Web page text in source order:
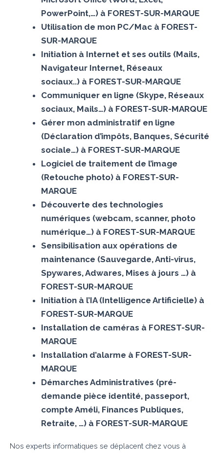
PowerPoint,…) à FOREST-SUR-MARQUE
Utilisation de mon PC/Mac à FOREST-
SUR-MARQUE
Initiation à Internet et ses outils (Mails,
Navigateur Internet, Réseaux
sociaux..) à FOREST-SUR-MARQUE
Communiquer en ligne (Skype, Réseaux
sociaux, Mails…) à FOREST-SUR-MARQUE
Gérer mon administratif en ligne
(Déclaration d’impôts, Banques, Sécurité
sociale…) à FOREST-SUR-MARQUE
Logiciel de traitement de l’image
(Retouche photo) à FOREST-SUR-
MARQUE
Découverte des technologies
numériques (webcam, scanner, photo
numérique…) à FOREST-SUR-MARQUE
Sensibilisation aux opérations de
maintenance (Sauvegarde, Anti-virus,
Spywares, Adwares, Mises à jours …) à
FOREST-SUR-MARQUE
Initiation à l’IA (Intelligence Artificielle) à
FOREST-SUR-MARQUE
Installation de caméras à FOREST-SUR-
MARQUE
Installation d’alarme à FOREST-SUR-
MARQUE
Démarches Administratives (pré-
demande pièce identité, passeport,
compte Améli, Finances Publiques,
Retraite, …) à FOREST-SUR-MARQUE
Nos experts informatiques se déplacent chez vous à